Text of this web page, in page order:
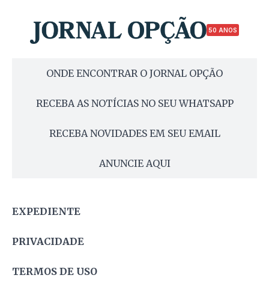
50 ANOS
ONDE ENCONTRAR O JORNAL OPÇÃO
RECEBA AS NOTÍCIAS NO SEU WHATSAPP
RECEBA NOVIDADES EM SEU EMAIL
ANUNCIE AQUI
EXPEDIENTE
PRIVACIDADE
TERMOS DE USO